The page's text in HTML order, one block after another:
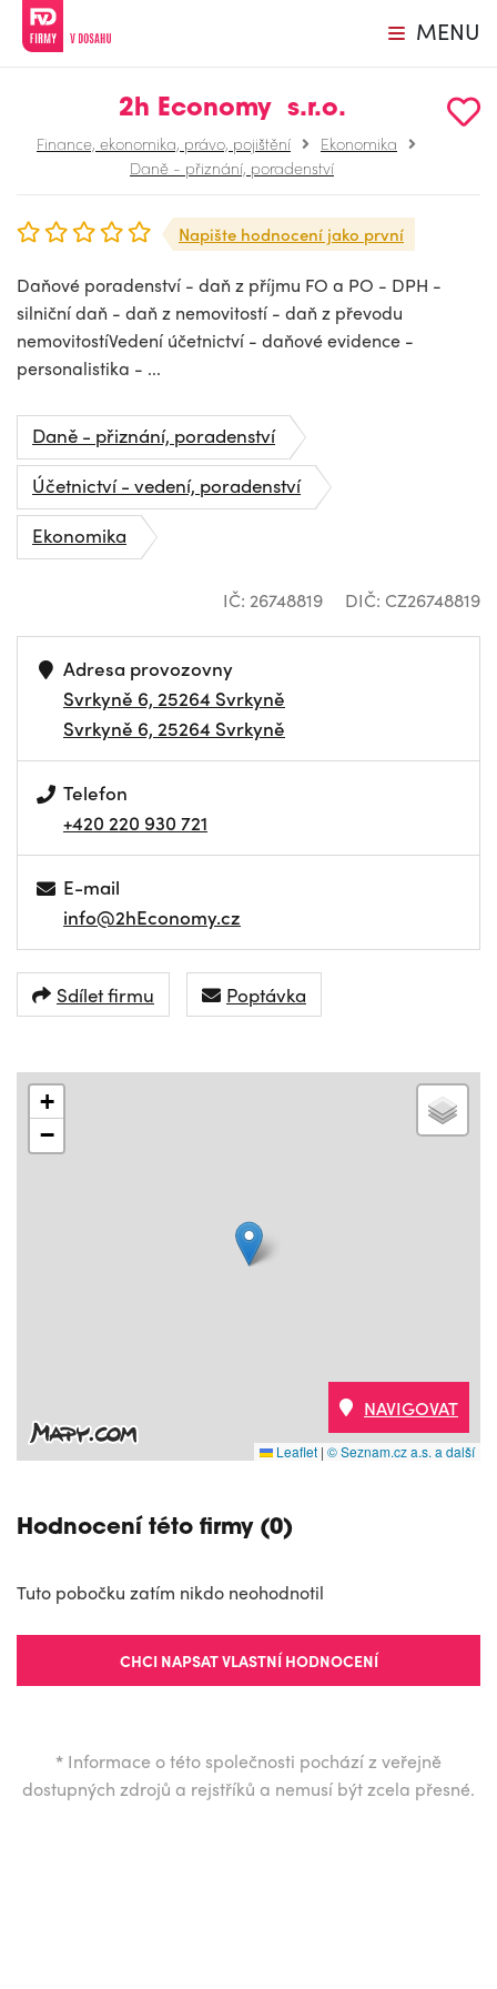
MENU
2h Economy s.r.o.
Finance, ekonomika, právo, pojištění
Ekonomika
Daně - přiznání, poradenství
Napište hodnocení jako první
Daňové poradenství - daň z příjmu FO a PO - DPH -
silniční daň - daň z nemovitostí - daň z převodu
nemovitostíVedení účetnictví - daňové evidence -
personalistika - ...
Daně - přiznání, poradenství
Účetnictví - vedení, poradenství
Ekonomika
IČ: 26748819 DIČ: CZ26748819
Adresa provozovny
Svrkyně 6, 25264 Svrkyně
Svrkyně 6, 25264 Svrkyně
Telefon
+420 220 930 721
E-mail
info@2hEconomy.cz
Sdílet firmu Poptávka
+
−
Leaflet | © Seznam.cz a.s. a další
NAVIGOVAT
Hodnocení této firmy (0)
Tuto pobočku zatím nikdo neohodnotil
CHCI NAPSAT VLASTNÍ HODNOCENÍ
* Informace o této společnosti pochází z veřejně
dostupných zdrojů a rejstříků a nemusí být zcela přesné.